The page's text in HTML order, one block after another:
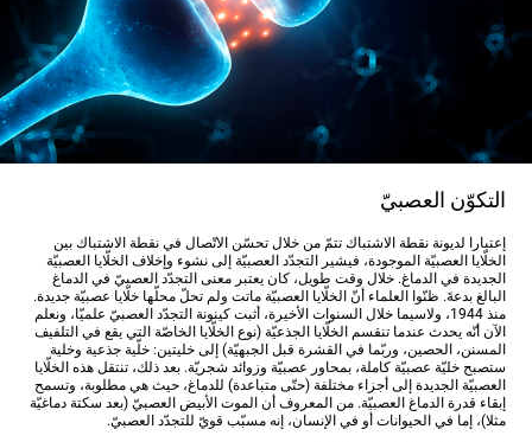
التكوّن العصبيّ
إعتبارا لديونة نقطة الاشتباك تتمّ من خلال تحسّن الاتّصال في نقطة الاشتباك بين
الخلّايا العصبيّة الموجودة، فيشير التجدّد العصبيّة إلى نشوء وإخلاف الخلّايا العصبيّة
الجديدة في الدماغ. خلال وقت طويل، كان يعتبر معنى التجدّد العصبيّ في الدماغ
البالغ بدعةَ. ظنّوا العلماء أنّ الخلّايا العصبيّة ماتت ولم تحلّ محلّها خلّايا عصبيّة جديدة.
منذ 1944، ولاسيما خلال السنوات الأخيرة، أثبت كينونة التجدّد العصبيّ علميّا، ونعلم
الآن أنّه يحدث عندما تنقسم الخلّايا الجذعيّة (نوع الخلّايا الخاصّة التي يقع في التلفيف
المسنن، الحصين، وربّما في القشرة قبل الجبهيّة) إلى خليتين: خلّية جذعية وخلية
ستصبح خليّة عصبيّة كاملة، بمحاور عصبيّة وزوائد شجريّة. بعد ذلك، تنتقل هذه الخلّايا
العصبيّة الجديدة إلى أجزاء مختلفة (حتّى متباعدة) للدماغ، حيث هي مطلوبة، وتسمح
إبقاء قدرة الدماغ العصبيّة. من المعروف أن الموت الأبيض العصبيّ (بعد سكتة دماغيّة
مثلا)، إما في الحيوانات أو في الإنسان، إنه مسبّب قويّ للتجدّد العصبيّ.